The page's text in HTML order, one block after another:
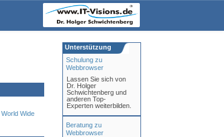
World Wide
Schulung zu
Webbrowser
Lassen Sie sich von
Dr. Holger
Schwichtenberg und
anderen Top-
Experten weiterbilden.
Beratung zu
Webbrowser
Unterstützung